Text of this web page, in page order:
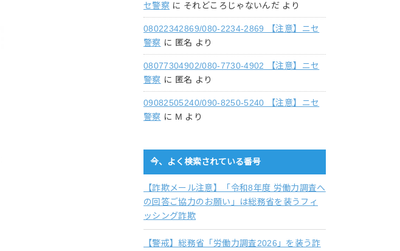
セ警察 に それどころじゃないんだ より
08022342869/080-2234-2869 【注意】ニセ
警察 に 匿名 より
08077304902/080-7730-4902 【注意】ニセ
警察 に 匿名 より
09082505240/090-8250-5240 【注意】ニセ
警察 に M より
今、よく検索されている番号
【詐欺メール注意】「令和8年度 労働力調査へ
の回答ご協力のお願い」は総務省を装うフィ
ッシング詐欺
【警戒】総務省「労働力調査2026」を装う詐